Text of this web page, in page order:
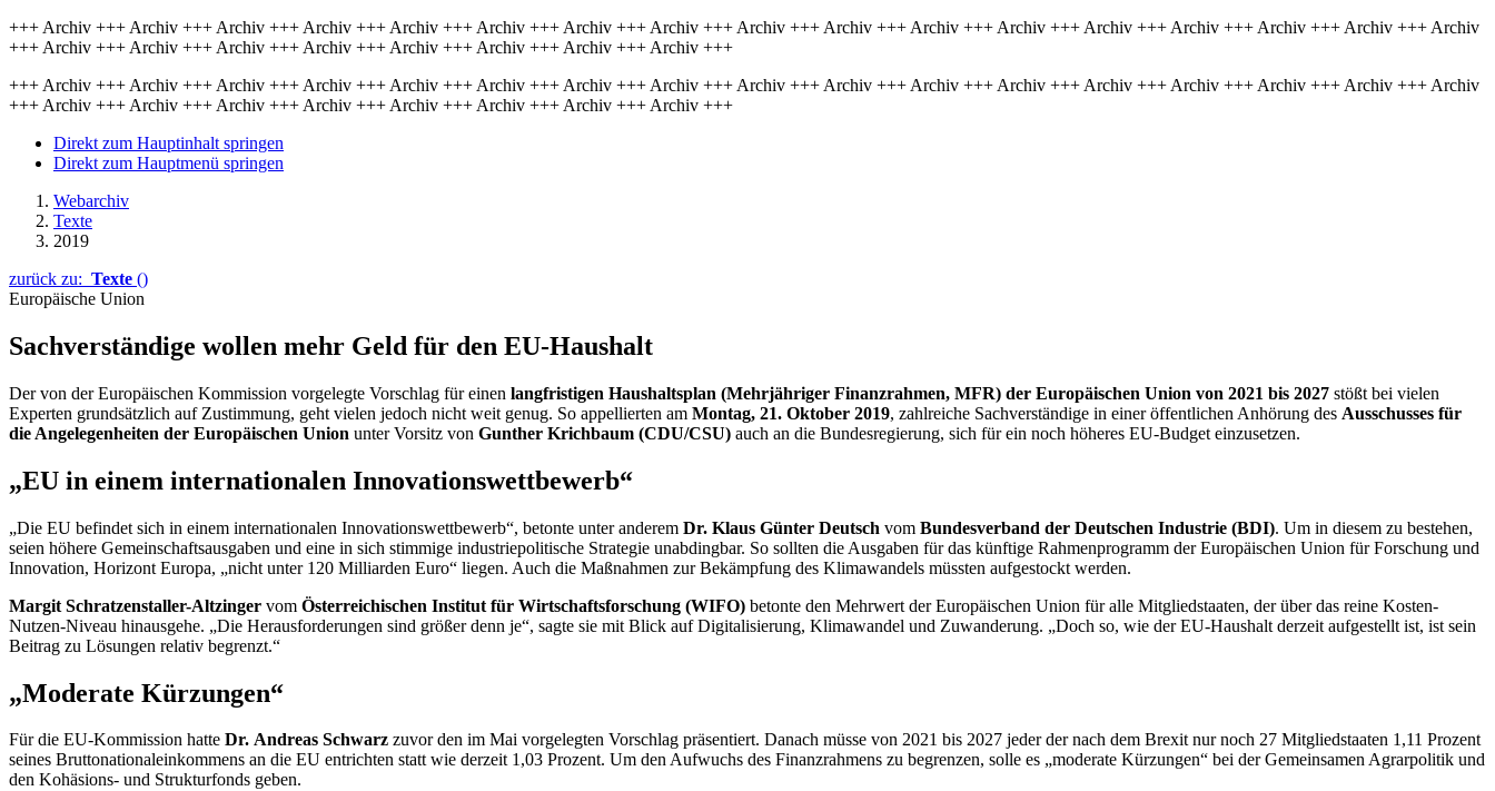
+++ Archiv +++ Archiv +++ Archiv +++ Archiv +++ Archiv +++ Archiv +++ Archiv +++ Archiv +++ Archiv +++ Archiv +++ Archiv +++ Archiv +++ Archiv +++ Archiv +++ Archiv +++ Archiv +++ Archiv
+++ Archiv +++ Archiv +++ Archiv +++ Archiv +++ Archiv +++ Archiv +++ Archiv +++ Archiv +++
+++ Archiv +++ Archiv +++ Archiv +++ Archiv +++ Archiv +++ Archiv +++ Archiv +++ Archiv +++ Archiv +++ Archiv +++ Archiv +++ Archiv +++ Archiv +++ Archiv +++ Archiv +++ Archiv +++ Archiv
+++ Archiv +++ Archiv +++ Archiv +++ Archiv +++ Archiv +++ Archiv +++ Archiv +++ Archiv +++
Direkt zum Hauptinhalt springen
Direkt zum Hauptmenü springen
Webarchiv
Texte
2019
zurück zu: Texte ()
Europäische Union
Sachverständige wollen mehr Geld für den EU-Haushalt
Der von der Europäischen Kommission vorgelegte Vorschlag für einen langfristigen Haushaltsplan (Mehrjähriger Finanzrahmen, MFR) der Europäischen Union von 2021 bis 2027 stößt bei vielen
Experten grundsätzlich auf Zustimmung, geht vielen jedoch nicht weit genug. So appellierten am Montag, 21. Oktober 2019, zahlreiche Sachverständige in einer öffentlichen Anhörung des Ausschusses für
die Angelegenheiten der Europäischen Union unter Vorsitz von Gunther Krichbaum (CDU/CSU) auch an die Bundesregierung, sich für ein noch höheres EU-Budget einzusetzen.
„EU in einem internationalen Innovationswettbewerb“
„Die EU befindet sich in einem internationalen Innovationswettbewerb“, betonte unter anderem Dr. Klaus Günter Deutsch vom Bundesverband der Deutschen Industrie (BDI). Um in diesem zu bestehen,
seien höhere Gemeinschaftsausgaben und eine in sich stimmige industriepolitische Strategie unabdingbar. So sollten die Ausgaben für das künftige Rahmenprogramm der Europäischen Union für Forschung und
Innovation, Horizont Europa, „nicht unter 120 Milliarden Euro“ liegen. Auch die Maßnahmen zur Bekämpfung des Klimawandels müssten aufgestockt werden.
Margit Schratzenstaller-Altzinger vom Österreichischen Institut für Wirtschaftsforschung (WIFO) betonte den Mehrwert der Europäischen Union für alle Mitgliedstaaten, der über das reine Kosten-
Nutzen-Niveau hinausgehe. „Die Herausforderungen sind größer denn je“, sagte sie mit Blick auf Digitalisierung, Klimawandel und Zuwanderung. „Doch so, wie der EU-Haushalt derzeit aufgestellt ist, ist sein
Beitrag zu Lösungen relativ begrenzt.“
„Moderate Kürzungen“
Für die EU-Kommission hatte Dr. Andreas Schwarz zuvor den im Mai vorgelegten Vorschlag präsentiert. Danach müsse von 2021 bis 2027 jeder der nach dem Brexit nur noch 27 Mitgliedstaaten 1,11 Prozent
seines Bruttonationaleinkommens an die EU entrichten statt wie derzeit 1,03 Prozent. Um den Aufwuchs des Finanzrahmens zu begrenzen, solle es „moderate Kürzungen“ bei der Gemeinsamen Agrarpolitik und
den Kohäsions- und Strukturfonds geben.